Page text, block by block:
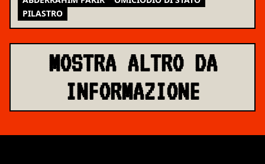
PILASTRO
MOSTRA ALTRO DA
INFORMAZIONE